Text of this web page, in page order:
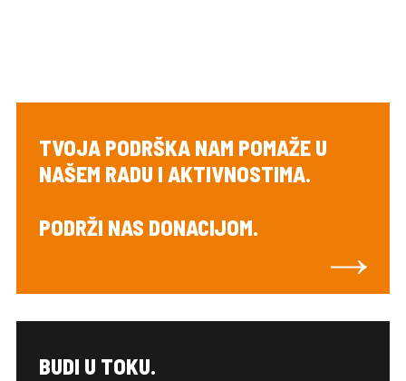
TVOJA PODRŠKA NAM POMAŽE U
NAŠEM RADU I AKTIVNOSTIMA.
PODRŽI NAS DONACIJOM.
BUDI U TOKU.